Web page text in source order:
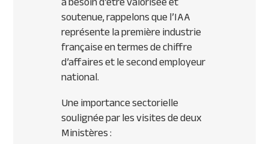
soutenue, rappelons que l’IAA
représente la première industrie
française en termes de chiffre
d’affaires et le second employeur
national.
Une importance sectorielle
soulignée par les visites de deux
Ministères :